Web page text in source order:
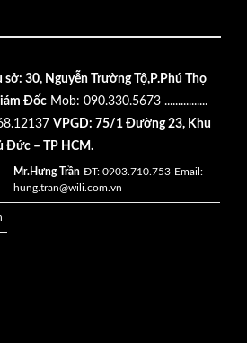
sở: 30, Nguyễn Trường Tộ,P.Phú Thọ
Đốc Mob: 090.330.5673 ................
VPGD: 75/1 Đường 23, Khu
Đức – TP HCM.
Mr.Hưng Trần ĐT: 0903.710.753 Email:
hung.tran@wili.com.vn